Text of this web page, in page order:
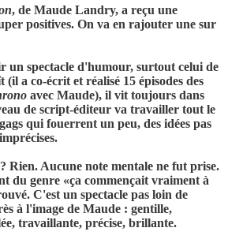
, de Maude Landry, a reçu une
positives. On va en rajouter une sur
un spectacle d'humour, surtout celui de
a co-écrit et réalisé 15 épisodes des
avec Maude), il vit toujours dans
de script-éditeur va travailler tout le
qui fouerrent un peu, des idées pas
? Rien. Aucune note mentale ne fut prise.
du genre «ça commençait vraiment à
C'est un spectacle pas loin de
à l'image de Maude : gentille,
travaillante, précise, brillante.